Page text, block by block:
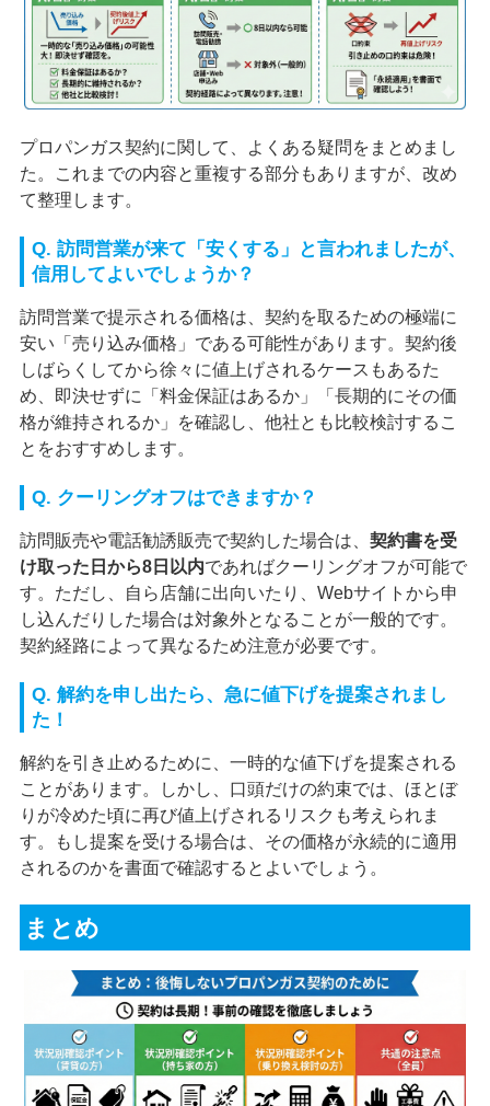
プロパンガス契約に関して、よくある疑問をまとめまし
た。これまでの内容と重複する部分もありますが、改め
て整理します。
Q. 訪問営業が来て「安くする」と言われましたが、
信用してよいでしょうか？
訪問営業で提示される価格は、契約を取るための極端に
安い「売り込み価格」である可能性があります。契約後
しばらくしてから徐々に値上げされるケースもあるた
め、即決せずに「料金保証はあるか」「長期的にその価
格が維持されるか」を確認し、他社とも比較検討するこ
とをおすすめします。
Q. クーリングオフはできますか？
訪問販売や電話勧誘販売で契約した場合は、 契約書を受
け取った日から8日以内であればクーリングオフが可能で
す。ただし、自ら店舗に出向いたり、Webサイトから申
し込んだりした場合は対象外となることが一般的です。
契約経路によって異なるため注意が必要です。
Q. 解約を申し出たら、急に値下げを提案されまし
た！
解約を引き止めるために、一時的な値下げを提案される
ことがあります。しかし、口頭だけの約束では、ほとぼ
りが冷めた頃に再び値上げされるリスクも考えられま
す。もし提案を受ける場合は、その価格が永続的に適用
されるのかを書面で確認するとよいでしょう。
まとめ